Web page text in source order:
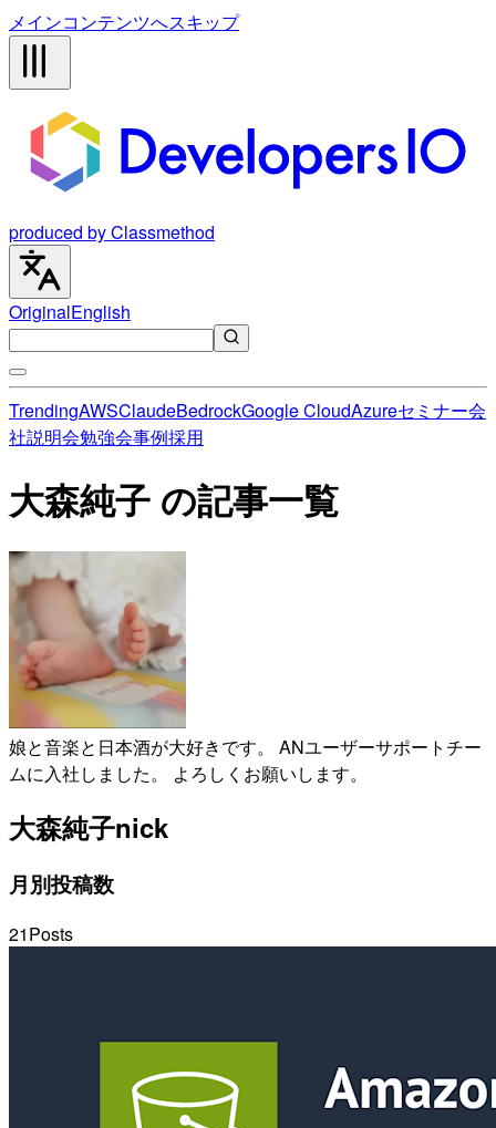
メインコンテンツへスキップ
produced by Classmethod
OriginalEnglish
TrendingAWSClaudeBedrockGoogle CloudAzureセミナー会
社説明会勉強会事例採用
大森純子 の記事一覧
娘と音楽と日本酒が大好きです。 ANユーザーサポートチー
ムに入社しました。 よろしくお願いします。
大森純子nick
月別投稿数
21Posts